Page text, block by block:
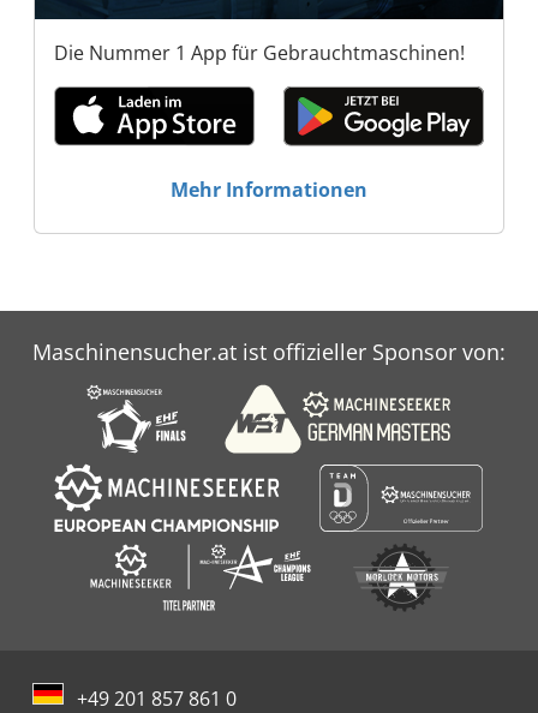
Die Nummer 1 App für Gebrauchtmaschinen!
Mehr Informationen
Maschinensucher.at ist offizieller Sponsor von:
+49 201 857 861 0